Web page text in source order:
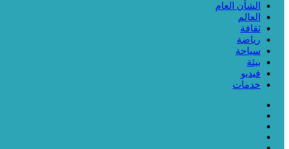
الشأن العام
العالم
ثقافة
رياضة
سياحة
بيئة
فيديو
خدمات